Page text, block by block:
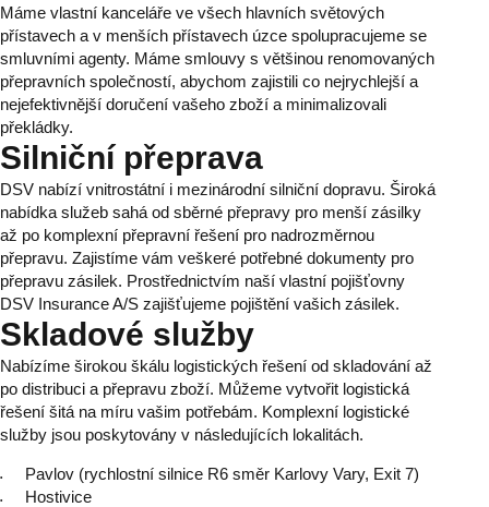
Máme vlastní kanceláře ve všech hlavních světových
přístavech a v menších přístavech úzce spolupracujeme se
smluvními agenty. Máme smlouvy s většinou renomovaných
přepravních společností, abychom zajistili co nejrychlejší a
nejefektivnější doručení vašeho zboží a minimalizovali
překládky.
Silniční přeprava
DSV nabízí vnitrostátní i mezinárodní silniční dopravu. Široká
nabídka služeb sahá od sběrné přepravy pro menší zásilky
až po komplexní přepravní řešení pro nadrozměrnou
přepravu. Zajistíme vám veškeré potřebné dokumenty pro
přepravu zásilek. Prostřednictvím naší vlastní pojišťovny
DSV Insurance A/S zajišťujeme pojištění vašich zásilek.
Skladové služby
Nabízíme širokou škálu logistických řešení od skladování až
po distribuci a přepravu zboží. Můžeme vytvořit logistická
řešení šitá na míru vašim potřebám. Komplexní logistické
služby jsou poskytovány v následujících lokalitách.
Pavlov (rychlostní silnice R6 směr Karlovy Vary, Exit 7)
Hostivice